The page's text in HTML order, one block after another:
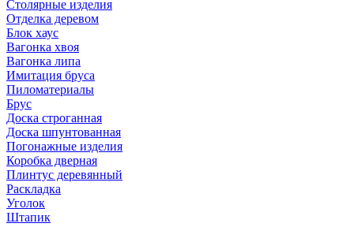
Столярные изделия
Отделка деревом
Блок хаус
Вагонка хвоя
Вагонка липа
Имитация бруса
Пиломатериалы
Брус
Доска строганная
Доска шпунтованная
Погонажные изделия
Коробка дверная
Плинтус деревянный
Раскладка
Уголок
Штапик